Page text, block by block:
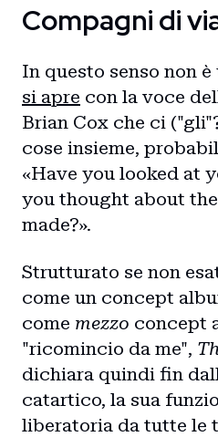
Compagni di
In questo senso non
si apre con la voce
Brian Cox che ci
cose insieme,
«Have you looked at
you thought about
made?».
Strutturato se non
come un concept
come mezzo concept
"ricomincio da me",
dichiara quindi fin
catartico, la sua
liberatoria da tutte le